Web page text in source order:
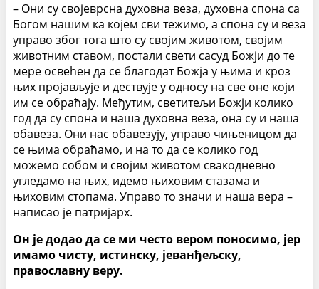
– Они су својеврсна духовна веза, духовна спона са
Богом нашим ка којем сви тежимо, а спона су и веза
управо због тога што су својим животом, својим
животним ставом, постали свети сасуд Божји до те
мере освећен да се благодат Божја у њима и кроз
њих пројављује и дествује у односу на све оне који
им се обраћају. Међутим, светитељи Божји колико
год да су спона и наша духовна веза, она су и наша
обавеза. Они нас обавезују, управо чињеницом да
се њима обраћамо, и на то да се колико год
можемо собом и својим животом свакодневно
угледамо на њих, идемо њиховим стазама и
њиховим стопама. Управо то значи и наша вера –
написао је патријарх.
Он је додао да се ми често вером поносимо, јер
имамо чисту, истинску, јеванђељску,
православну веру.